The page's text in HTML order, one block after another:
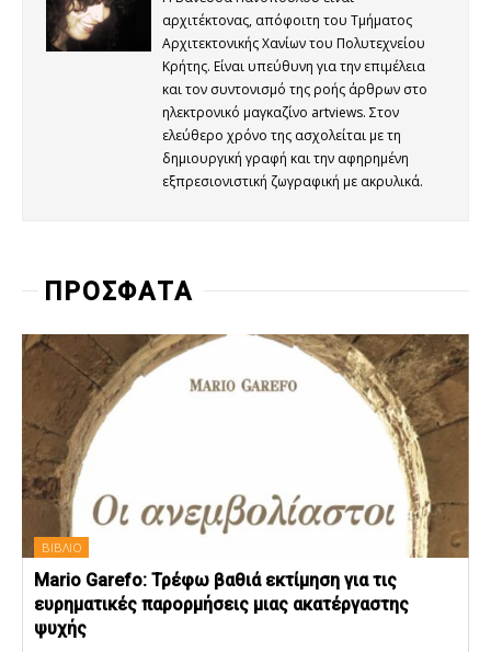
αρχιτέκτονας, απόφοιτη του Τμήματος
Αρχιτεκτονικής Χανίων του Πολυτεχνείου
Κρήτης. Είναι υπεύθυνη για την επιμέλεια
και τον συντονισμό της ροής άρθρων στο
ηλεκτρονικό μαγκαζίνο artviews. Στον
ελεύθερο χρόνο της ασχολείται με τη
δημιουργική γραφή και την αφηρημένη
εξπρεσιονιστική ζωγραφική με ακρυλικά.
ΠΡΟΣΦΑΤΑ
ΒΙΒΛΙΟ
Mario Garefo: Τρέφω βαθιά εκτίμηση για τις
ευρηματικές παρορμήσεις μιας ακατέργαστης
ψυχής